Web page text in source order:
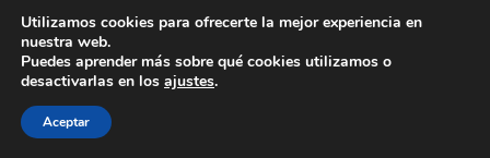
Utilizamos cookies para ofrecerte la mejor experiencia en
nuestra web.
Puedes aprender más sobre qué cookies utilizamos o
desactivarlas en los ajustes.
Aceptar